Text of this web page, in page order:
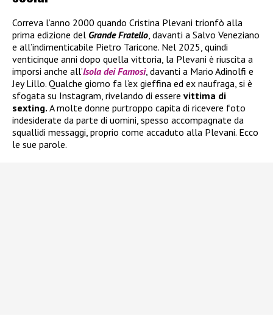
Correva l’anno 2000 quando Cristina Plevani trionfò alla
prima edizione del Grande Fratello , davanti a Salvo Veneziano
e all’indimenticabile Pietro Taricone. Nel 2025, quindi
venticinque anni dopo quella vittoria, la Plevani è riuscita a
imporsi anche all’Isola dei Famosi, davanti a Mario Adinolfi e
Jey Lillo. Qualche giorno fa l’ex gieffina ed ex naufraga, si è
sfogata su Instagram, rivelando di essere vittima di
sexting. A molte donne purtroppo capita di ricevere foto
indesiderate da parte di uomini, spesso accompagnate da
squallidi messaggi, proprio come accaduto alla Plevani. Ecco
le sue parole.